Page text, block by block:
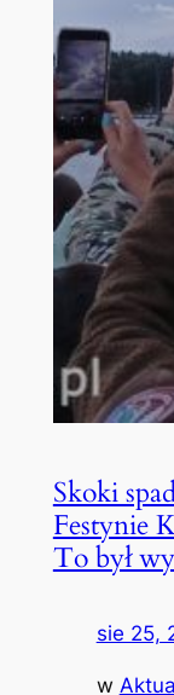
Skoki
Festynie
To był
sie 25,
w